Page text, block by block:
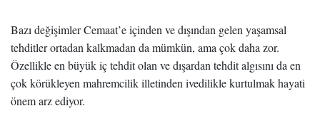
Bazı değişimler Cemaat’e içinden ve dışından gelen yaşamsal
tehditler ortadan kalkmadan da mümkün, ama çok daha zor.
Özellikle en büyük iç tehdit olan ve dışardan tehdit algısını da en
çok körükleyen mahremcilik illetinden ivedilikle kurtulmak hayati
önem arz ediyor.